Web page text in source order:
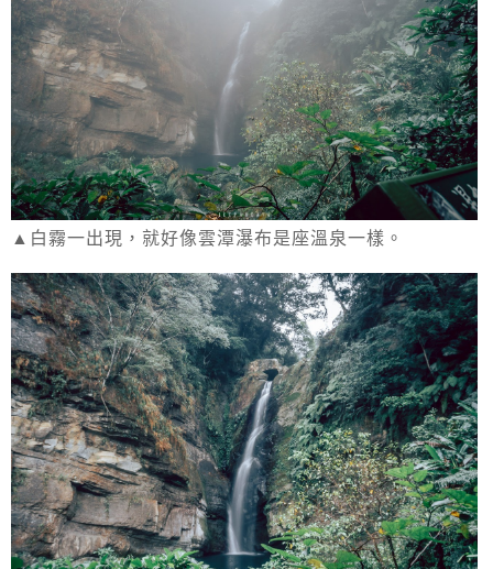
▲白霧一出現，就好像雲潭瀑布是座溫泉一樣。